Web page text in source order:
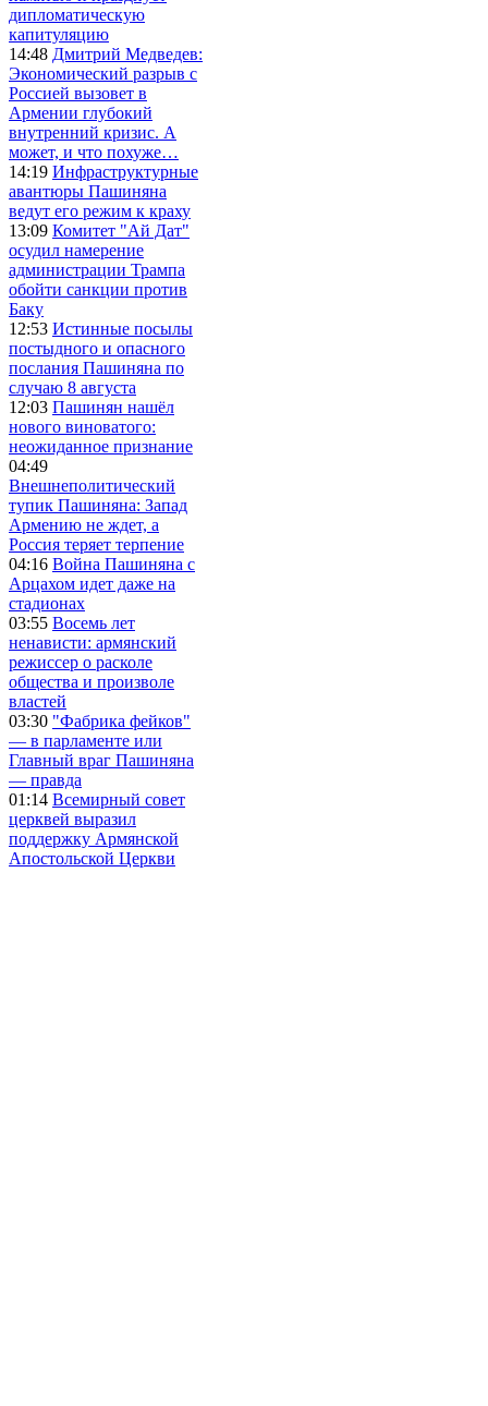
дипломатическую
капитуляцию
14:48 Дмитрий Медведев:
Экономический разрыв с
Россией вызовет в
Армении глубокий
внутренний кризис. А
может, и что похуже…
14:19 Инфраструктурные
авантюры Пашиняна
ведут его режим к краху
13:09 Комитет "Ай Дат"
осудил намерение
администрации Трампа
обойти санкции против
Баку
12:53 Истинные посылы
постыдного и опасного
послания Пашиняна по
случаю 8 августа
12:03 Пашинян нашёл
нового виноватого:
неожиданное признание
04:49
Внешнеполитический
тупик Пашиняна: Запад
Армению не ждет, а
Россия теряет терпение
04:16 Война Пашиняна с
Арцахом идет даже на
стадионах
03:55 Восемь лет
ненависти: армянский
режиссер о расколе
общества и произволе
властей
03:30 "Фабрика фейков"
— в парламенте или
Главный враг Пашиняна
— правда
01:14 Всемирный совет
церквей выразил
поддержку Армянской
Апостольской Церкви